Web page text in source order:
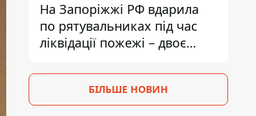
На Запоріжжі РФ вдарила
по рятувальниках під час
ліквідації пожежі – двоє
БІЛЬШЕ НОВИН